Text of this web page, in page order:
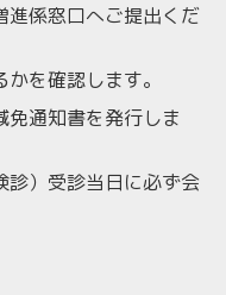
係窓口へご提出くだ
を確認します。
通知書を発行しま
）受診当日に必ず会